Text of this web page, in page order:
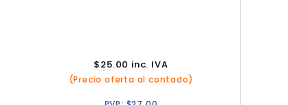
$25.00 inc. IVA
(Precio oferta al contado)